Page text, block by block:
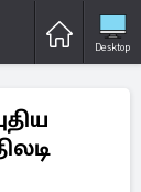
Desktop